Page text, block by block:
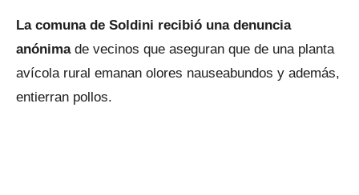
La comuna de Soldini recibió una denuncia
anónimade vecinos que aseguran que de una planta
avícola rural emanan olores nauseabundos y además,
entierran pollos.